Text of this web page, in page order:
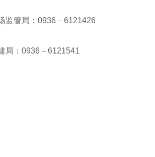
监管局 ： 0936－6121426
局 ： 0936－6121541